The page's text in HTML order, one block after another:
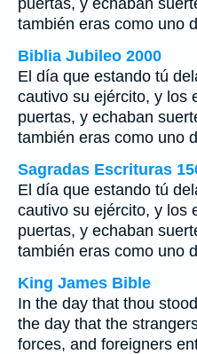
puertas, y echaban
también eras como uno
Biblia Jubileo 2000
El día que estando tú
cautivo su ejército, y los
puertas, y echaban
también eras como uno
Sagradas Escrituras
El día que estando tú
cautivo su ejército, y los
puertas, y echaban
también eras como uno
King James Bible
In the day that thou
the day that the
forces, and foreigners